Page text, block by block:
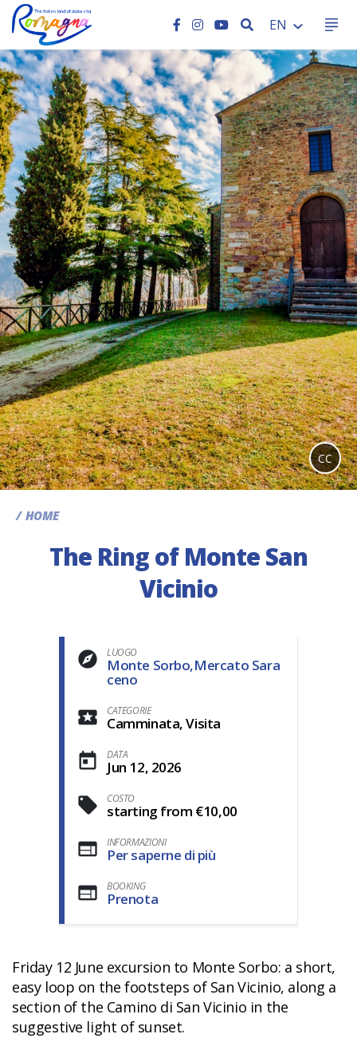
SEARCH
EN
CC
HOME
The Ring of Monte San
Vicinio
LUOGO
Monte Sorbo,Mercato Sara
ceno
CATEGORIE
Camminata, Visita
DATA
Jun 12, 2026
COSTO
starting from €10,00
INFORMAZIONI
Per saperne di più
BOOKING
Prenota
Friday 12 June excursion to Monte Sorbo: a short,
easy loop on the footsteps of San Vicinio, along a
section of the Camino di San Vicinio in the
suggestive light of sunset.